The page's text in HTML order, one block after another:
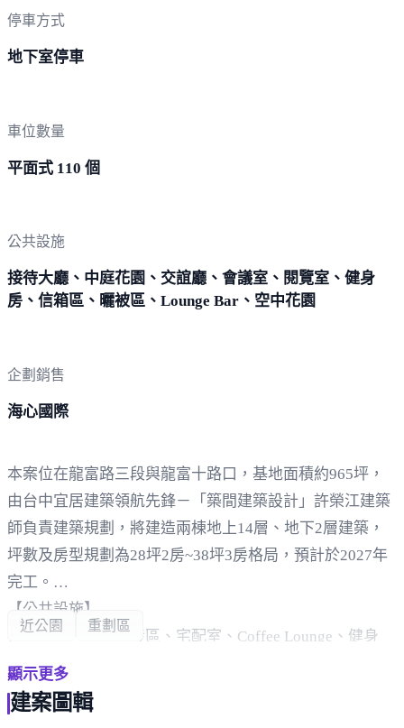
停車方式
地下室停車
車位數量
平面式 110 個
公共設施
接待大廳、中庭花園、交誼廳、會議室、閱覽室、健身
房、信箱區、曬被區、Lounge Bar、空中花園
企劃銷售
海心國際
本案位在龍富路三段與龍富十路口，基地面積約965坪，
由台中宜居建築領航先鋒－「築間建築設計」許榮江建築
師負責建築規劃，將建造兩棟地上14層、地下2層建築，
坪數及房型規劃為28坪2房~38坪3房格局，預計於2027年
完工。
【公共設施】
接待大廳、交誼沙發區、宅配室、Coffee Lounge、健身
房、後院茶屋、閱讀室、會議室、曬被區、戶外平台、空
中花園、前/後庭、藝術品區。
【綠富生活】
近公園 重劃區
顯示更多
建案圖輯